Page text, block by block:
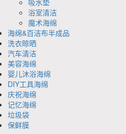
吸水垫
浴室清洁
魔术海绵
海绵&百洁布半成品
洗衣晾晒
汽车清洁
美容海绵
婴儿沐浴海绵
DIY工具海绵
庆祝海绵
记忆海绵
垃圾袋
保鲜膜